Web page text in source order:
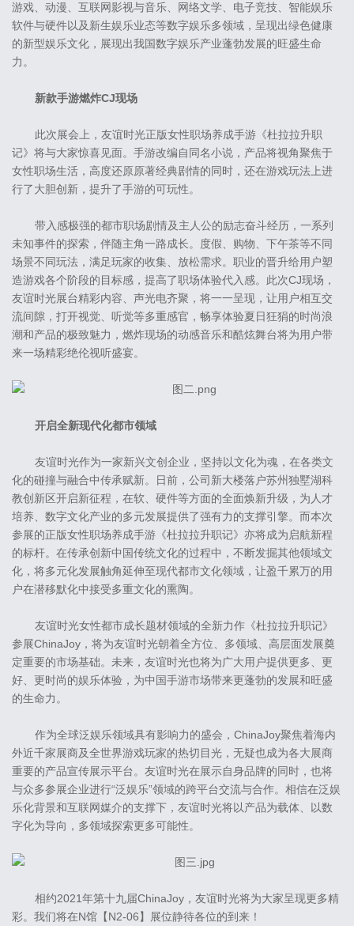
游戏、动漫、互联网影视与音乐、网络文学、电子竞技、智能娱乐
软件与硬件以及新生娱乐业态等数字娱乐多领域，呈现出绿色健康
的新型娱乐文化，展现出我国数字娱乐产业蓬勃发展的旺盛生命
力。
新款手游燃炸CJ现场
此次展会上，友谊时光正版女性职场养成手游《杜拉拉升职
记》将与大家惊喜见面。手游改编自同名小说，产品将视角聚焦于
女性职场生活，高度还原原著经典剧情的同时，还在游戏玩法上进
行了大胆创新，提升了手游的可玩性。
带入感极强的都市职场剧情及主人公的励志奋斗经历，一系列
未知事件的探索，伴随主角一路成长。度假、购物、下午茶等不同
场景不同玩法，满足玩家的收集、放松需求。职业的晋升给用户塑
造游戏各个阶段的目标感，提高了职场体验代入感。此次CJ现场，
友谊时光展台精彩内容、声光电齐聚，将一一呈现，让用户相互交
流间隙，打开视觉、听觉等多重感官，畅享体验夏日狂狷的时尚浪
潮和产品的极致魅力，燃炸现场的动感音乐和酷炫舞台将为用户带
来一场精彩绝伦视听盛宴。
开启全新现代化都市领域
友谊时光作为一家新兴文创企业，坚持以文化为魂，在各类文
化的碰撞与融合中传承赋新。日前，公司新大楼落户苏州独墅湖科
教创新区开启新征程，在软、硬件等方面的全面焕新升级，为人才
培养、数字文化产业的多元发展提供了强有力的支撑引擎。而本次
参展的正版女性职场养成手游《杜拉拉升职记》亦将成为启航新程
的标杆。在传承创新中国传统文化的过程中，不断发掘其他领域文
化，将多元化发展触角延伸至现代都市文化领域，让盈千累万的用
户在潜移默化中接受多重文化的熏陶。
友谊时光女性都市成长题材领域的全新力作《杜拉拉升职记》
参展ChinaJoy，将为友谊时光朝着全方位、多领域、高层面发展奠
定重要的市场基础。未来，友谊时光也将为广大用户提供更多、更
好、更时尚的娱乐体验，为中国手游市场带来更蓬勃的发展和旺盛
的生命力。
作为全球泛娱乐领域具有影响力的盛会，ChinaJoy聚焦着海内
外近千家展商及全世界游戏玩家的热切目光，无疑也成为各大展商
重要的产品宣传展示平台。友谊时光在展示自身品牌的同时，也将
与众多参展企业进行“泛娱乐”领域的跨平台交流与合作。相信在泛娱
乐化背景和互联网媒介的支撑下，友谊时光将以产品为载体、以数
字化为导向，多领域探索更多可能性。
相约2021年第十九届ChinaJoy，友谊时光将为大家呈现更多精
彩。我们将在N馆【N2-06】展位静待各位的到来！